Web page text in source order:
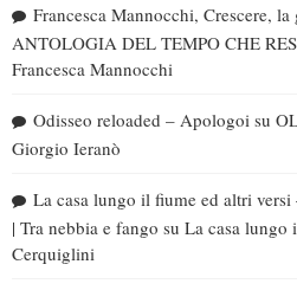
Francesca Mannocchi, Crescere,
ANTOLOGIA DEL TEMPO CHE
Francesca Mannocchi
Odisseo reloaded – Apologoi su
Giorgio Ieranò
La casa lungo il fiume ed altri
| Tra nebbia e fango su La casa lungo
Cerquiglini